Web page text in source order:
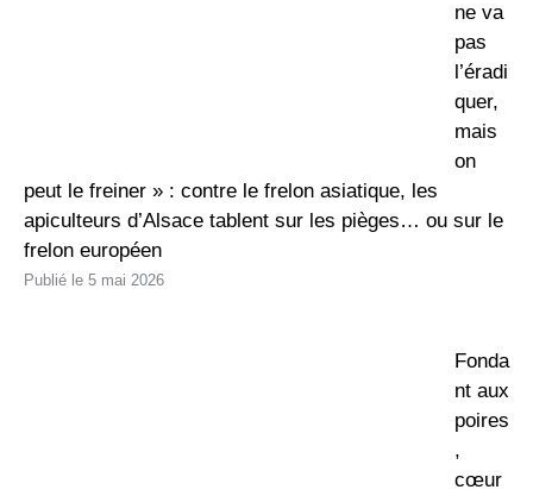
ne va
pas
l’éradi
quer,
mais
on
peut le freiner » : contre le frelon asiatique, les
apiculteurs d’Alsace tablent sur les pièges… ou sur le
frelon européen
5 mai 2026
Fonda
nt aux
poires
,
cœur